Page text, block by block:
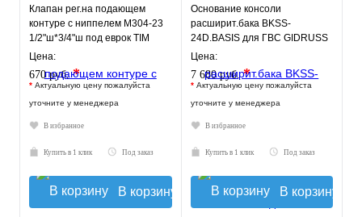
Клапан рег.на подающем
контуре с ниппелем M304-23
1/2"ш*3/4"ш под еврок TIM
Цена:
670 руб.*
* Актуальную цену пожалуйста
уточните у менеджера
В избранное
Купить в 1 клик Под заказ
В корзину
Основание консоли
расширит.бака BKSS-
24D.BASIS для ГВС GIDRUSS
Цена:
7 680 руб.*
* Актуальную цену пожалуйста
уточните у менеджера
В избранное
Купить в 1 клик Под заказ
В корзину